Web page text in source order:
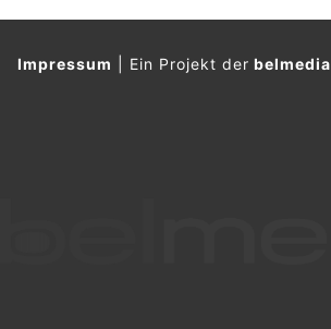
Impressum Ein Projekt derbelmedia